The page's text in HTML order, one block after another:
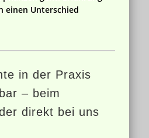
einen Unterschied
in der Praxis
– beim
direkt bei uns